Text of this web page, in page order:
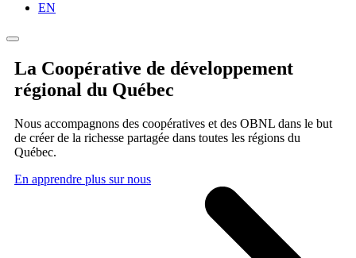
EN
La Coopérative de développement
régional du Québec
Nous accompagnons des coopératives et des OBNL dans le but
de créer de la richesse partagée dans toutes les régions du
Québec.
En apprendre plus sur nous